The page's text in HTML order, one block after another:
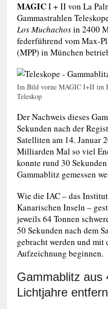
MAGICI + II von La
Gammastrahlen
Los Muchachosin 2400
federführend vom Max-
(MPP) in München
Im Bild vorne MAGIC I+II im
Teleskop
Der Nachweis dieses
Sekunden nach der
Satelliten am 14. Januar
Milliarden Mal so viel
konnte rund 30
Gammablitz gemessen
Wie die IAC – das
Kanarischen Inseln –
jeweils 64 Tonnen
50 Sekunden nach dem
gebracht werden und mit
Aufzeichnung beginnen.
Gammablitz aus
Lichtjahre